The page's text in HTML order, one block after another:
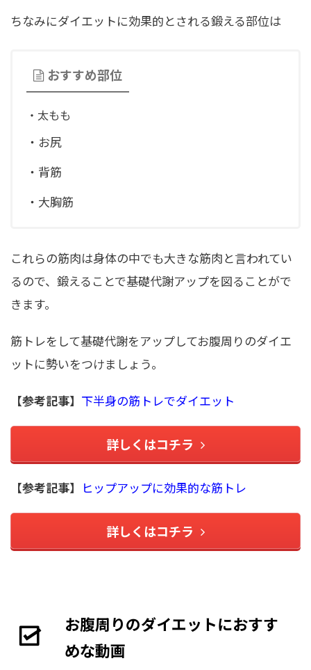
ちなみにダイエットに効果的とされる鍛える部位は
おすすめ部位
・太もも
・お尻
・背筋
・大胸筋
これらの筋肉は身体の中でも大きな筋肉と言われてい
るので、鍛えることで基礎代謝アップを図ることがで
きます。
筋トレをして基礎代謝をアップしてお腹周りのダイエ
ットに勢いをつけましょう。
【参考記事】 下半身の筋トレでダイエット
詳しくはコチラ
【参考記事】 ヒップアップに効果的な筋トレ
詳しくはコチラ
お腹周りのダイエットにおすす
めな動画